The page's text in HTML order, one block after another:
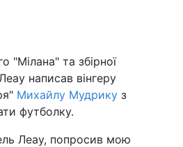
"Мілана" та збірної
написав вінгеру
Михайлу Мудрику з
футболку.
Леау, попросив мою